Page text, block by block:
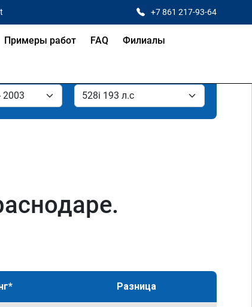
+7 861 217-93-64
Примеры работ FAQ Филиалы
Разница